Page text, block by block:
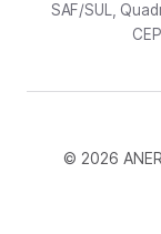
SAF/SUL,
© 2026